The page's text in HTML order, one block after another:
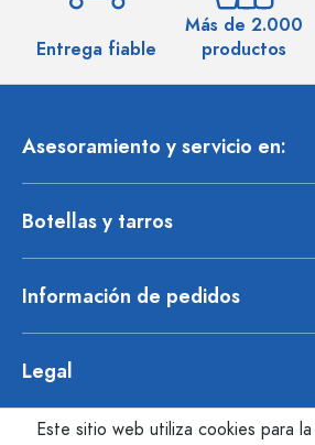
Entrega fiable
Más de 2.000
productos
Asesoramiento y servicio en:
Botellas y tarros
Información de pedidos
Legal
Este sitio web utiliza cookies para